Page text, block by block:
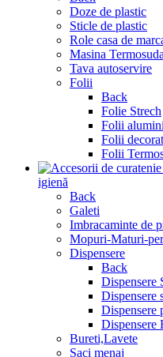
Doze de plastic
Sticle de plastic
Role casa de
Masina
Tava autoservire
Folii
Back
Folie Strech
Folii
Folii
Folii
igienă
Back
Galeti
Imbracaminte de
Mopuri-Maturi-
Dispensere
Back
Dispensere
Dispensere
Dispensere
Dispensere
Bureti,Lavete
Saci menaj